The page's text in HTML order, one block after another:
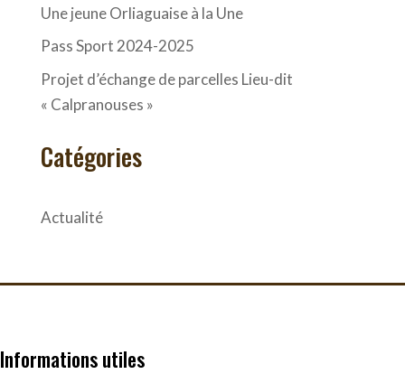
Une jeune Orliaguaise à la Une
Pass Sport 2024-2025
Projet d’échange de parcelles Lieu-dit
« Calpranouses »
Catégories
Actualité
Informations utiles